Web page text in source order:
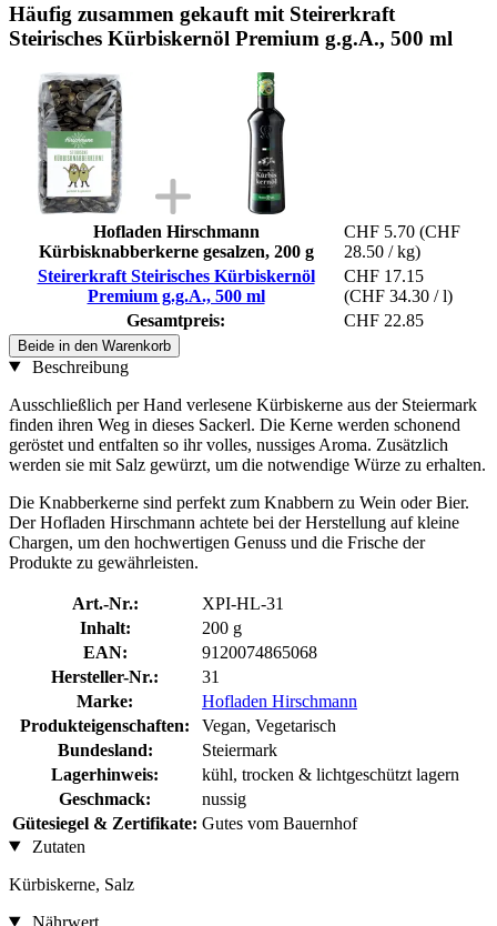
Häufig zusammen gekauft mit Steirerkraft
Steirisches Kürbiskernöl Premium g.g.A., 500 ml
Hofladen Hirschmann
Kürbisknabberkerne gesalzen, 200 g
CHF 5.70 (CHF
28.50 / kg)
Steirerkraft Steirisches Kürbiskernöl
Premium g.g.A., 500 ml
CHF 17.15
(CHF 34.30 / l)
Gesamtpreis:
CHF 22.85
Beide in den Warenkorb
Beschreibung
Ausschließlich per Hand verlesene Kürbiskerne aus der Steiermark
finden ihren Weg in dieses Sackerl. Die Kerne werden schonend
geröstet und entfalten so ihr volles, nussiges Aroma. Zusätzlich
werden sie mit Salz gewürzt, um die notwendige Würze zu erhalten.
Die Knabberkerne sind perfekt zum Knabbern zu Wein oder Bier.
Der Hofladen Hirschmann achtete bei der Herstellung auf kleine
Chargen, um den hochwertigen Genuss und die Frische der
Produkte zu gewährleisten.
Art.-Nr.:
XPI-HL-31
Inhalt:
200 g
EAN:
9120074865068
Hersteller-Nr.:
31
Marke:
Hofladen Hirschmann
Produkteigenschaften:
Vegan, Vegetarisch
Bundesland:
Steiermark
Lagerhinweis:
kühl, trocken & lichtgeschützt lagern
Geschmack:
nussig
Gütesiegel & Zertifikate: Gutes vom Bauernhof
Zutaten
Kürbiskerne, Salz
Nährwert